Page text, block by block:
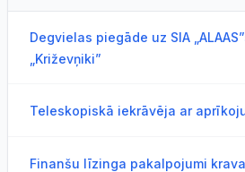
Degvielas piegāde uz SIA
„Križevņiki”
Teleskopiskā iekrāvēja ar
Finanšu līzinga pakalpojumi